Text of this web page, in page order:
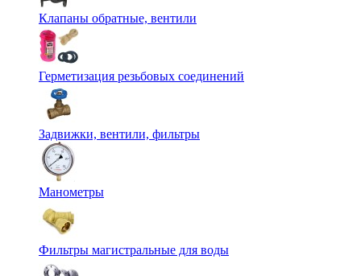
Клапаны обратные, вентили
Герметизация резьбовых соединений
Задвижки, вентили, фильтры
Манометры
Фильтры магистральные для воды